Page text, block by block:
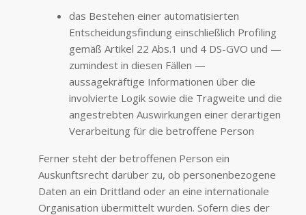
das Bestehen einer automatisierten
Entscheidungsfindung einschließlich Profiling
gemäß Artikel 22 Abs.1 und 4 DS-GVO und —
zumindest in diesen Fällen —
aussagekräftige Informationen über die
involvierte Logik sowie die Tragweite und die
angestrebten Auswirkungen einer derartigen
Verarbeitung für die betroffene Person
Ferner steht der betroffenen Person ein
Auskunftsrecht darüber zu, ob personenbezogene
Daten an ein Drittland oder an eine internationale
Organisation übermittelt wurden. Sofern dies der